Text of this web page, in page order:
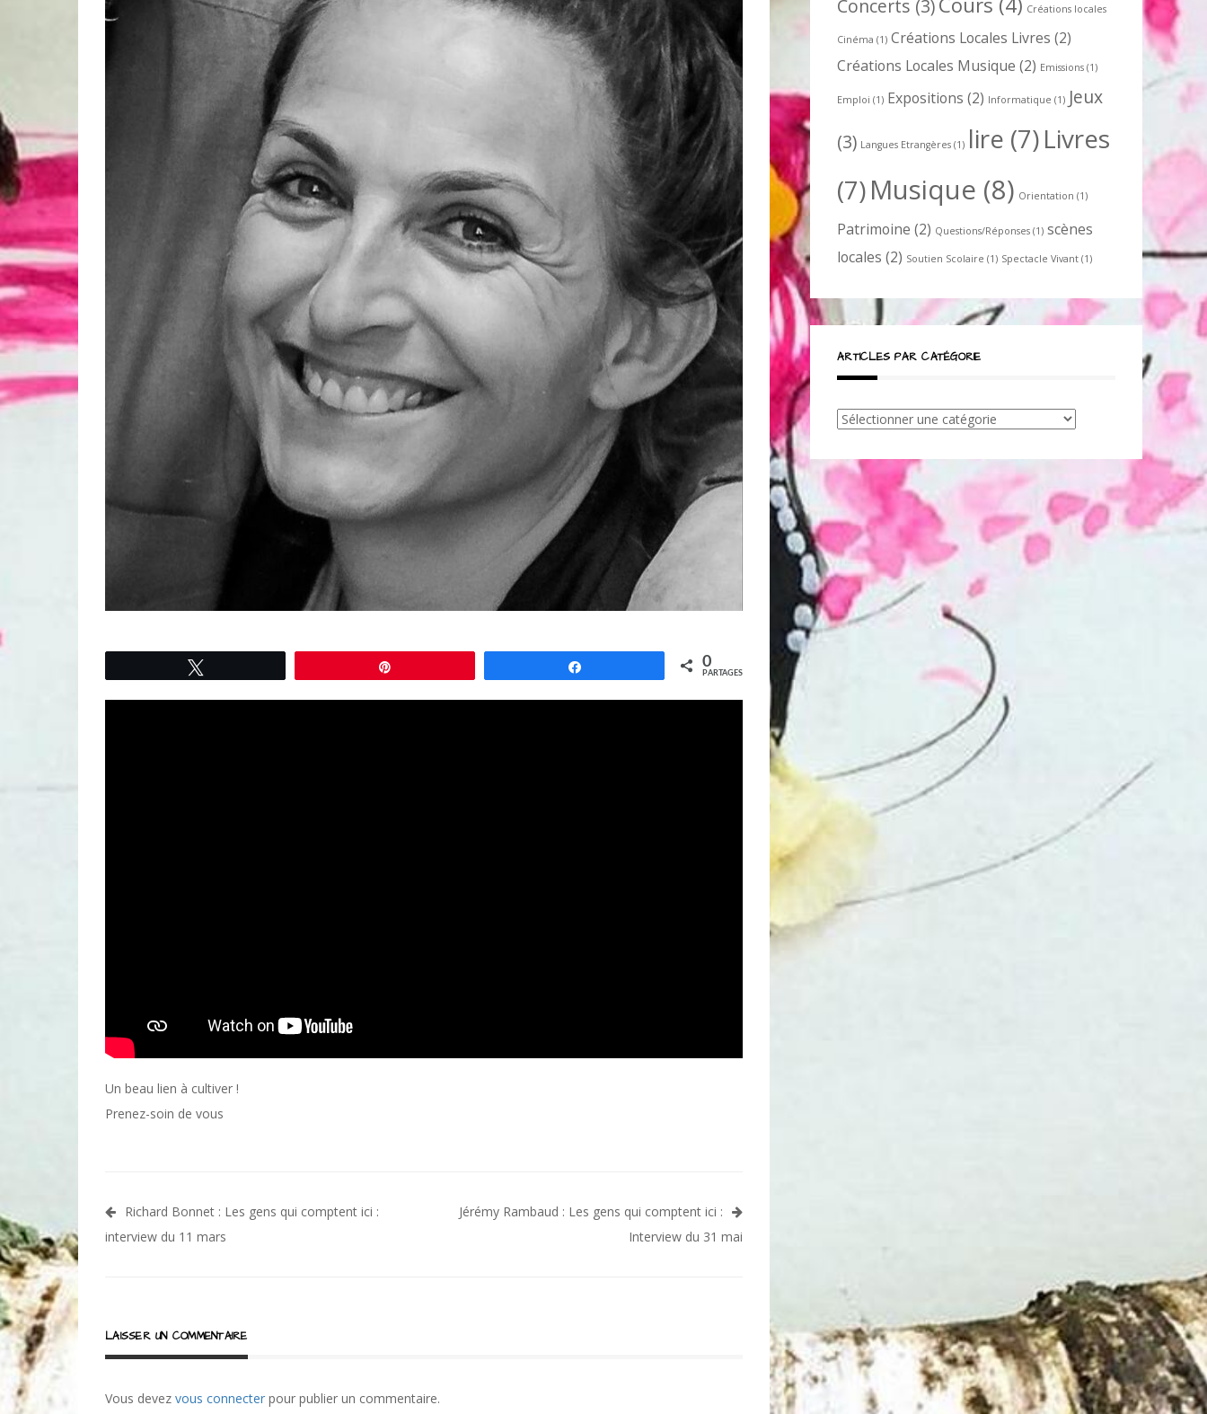
0
PARTAGES
Un beau lien à cultiver !
Prenez-soin de vous
Navigation
de
Richard Bonnet : Les gens qui comptent ici :
interview du 11 mars
Jérémy Rambaud : Les gens qui comptent ici :
Interview du 31 mai
LAISSER UN COMMENTAIRE
Vous devez vous connecter pour publier un commentaire.
Concerts (3) Créations locales
Cinéma (1) Créations Locales Livres (2)
Créations Locales Musique (2) Emissions (1)
Emploi (1) Expositions (2) Informatique (1) Jeux
(3) Langues Etrangères (1) lire (7)Livres
(7)Musique (8) Orientation (1)
Patrimoine (2) Questions/Réponses (1) scènes
locales (2) Soutien Scolaire (1) Spectacle Vivant (1)
ARTICLES PAR CATÉGORIE
Articles
catégorie